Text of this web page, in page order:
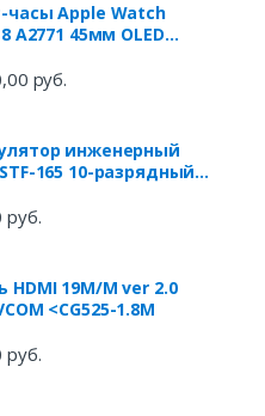
часы Apple Watch
А2771 45мм OLED
L (MNUU3LL/A)
руб.
инженерный
STF-165 10-разрядный
руб.
HDMI 19M/M ver 2.0
<CG525-1.8M
руб.